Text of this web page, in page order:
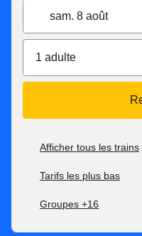
sam. 8 août
1 adulte
Afficher tous les trains
Tarifs les plus bas
Groupes +16